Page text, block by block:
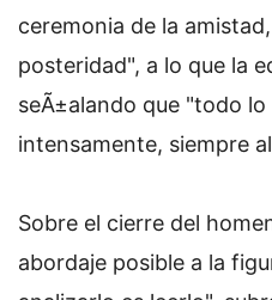
ceremonia de la
posteridad", a lo que la
seÃ±alando que "todo lo
intensamente, siempre
Sobre el cierre del
abordaje posible a la